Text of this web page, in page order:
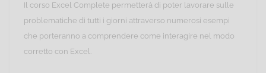
Il corso Excel Complete permetterà di poter lavorare sulle
problematiche di tutti i giorni attraverso numerosi esempi
che porteranno a comprendere come interagire nel modo
corretto con Excel.